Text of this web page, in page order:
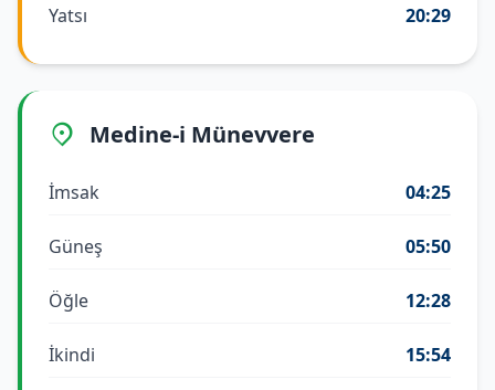
Yatsı 20:29
Medine-i Münevvere
İmsak 04:25
Güneş 05:50
Öğle 12:28
İkindi 15:54